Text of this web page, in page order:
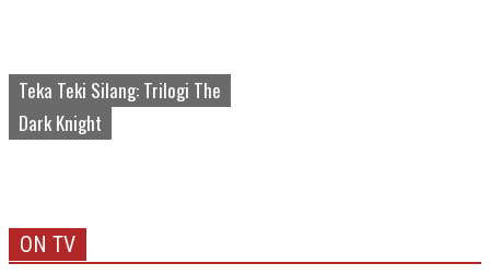
Teka Teki Silang: Trilogi The
Dark Knight
ON TV